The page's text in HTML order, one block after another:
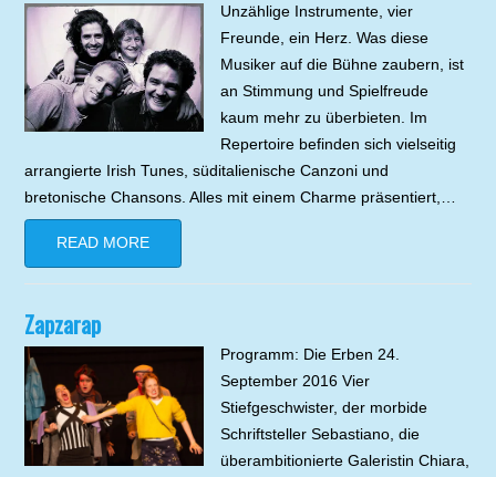
Unzählige Instrumente, vier
Freunde, ein Herz. Was diese
Musiker auf die Bühne zaubern, ist
an Stimmung und Spielfreude
kaum mehr zu überbieten. Im
Repertoire befinden sich vielseitig
arrangierte Irish Tunes, süditalienische Canzoni und
bretonische Chansons. Alles mit einem Charme präsentiert,…
READ MORE
Zapzarap
Programm: Die Erben 24.
September 2016 Vier
Stiefgeschwister, der morbide
Schriftsteller Sebastiano, die
überambitionierte Galeristin Chiara,